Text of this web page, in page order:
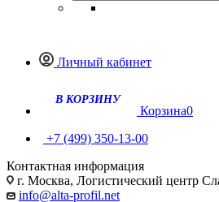
Личный кабинет
Корзина0
+7 (499) 350-13-00
Контактная информация
г. Москва, Логистический центр
info@alta-profil.net